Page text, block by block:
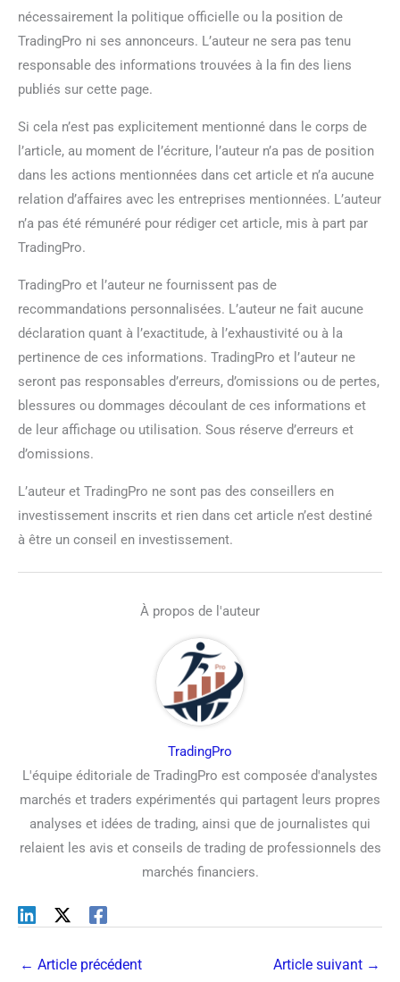
nécessairement la politique officielle ou la position de
TradingPro ni ses annonceurs. L’auteur ne sera pas tenu
responsable des informations trouvées à la fin des liens
publiés sur cette page.
Si cela n’est pas explicitement mentionné dans le corps de
l’article, au moment de l’écriture, l’auteur n’a pas de position
dans les actions mentionnées dans cet article et n’a aucune
relation d’affaires avec les entreprises mentionnées. L’auteur
n’a pas été rémunéré pour rédiger cet article, mis à part par
TradingPro.
TradingPro et l’auteur ne fournissent pas de
recommandations personnalisées. L’auteur ne fait aucune
déclaration quant à l’exactitude, à l’exhaustivité ou à la
pertinence de ces informations. TradingPro et l’auteur ne
seront pas responsables d’erreurs, d’omissions ou de pertes,
blessures ou dommages découlant de ces informations et
de leur affichage ou utilisation. Sous réserve d’erreurs et
d’omissions.
L’auteur et TradingPro ne sont pas des conseillers en
investissement inscrits et rien dans cet article n’est destiné
à être un conseil en investissement.
À propos de l'auteur
TradingPro
L'équipe éditoriale de TradingPro est composée d'analystes
marchés et traders expérimentés qui partagent leurs propres
analyses et idées de trading, ainsi que de journalistes qui
relaient les avis et conseils de trading de professionnels des
marchés financiers.
← Article précédent Article suivant →